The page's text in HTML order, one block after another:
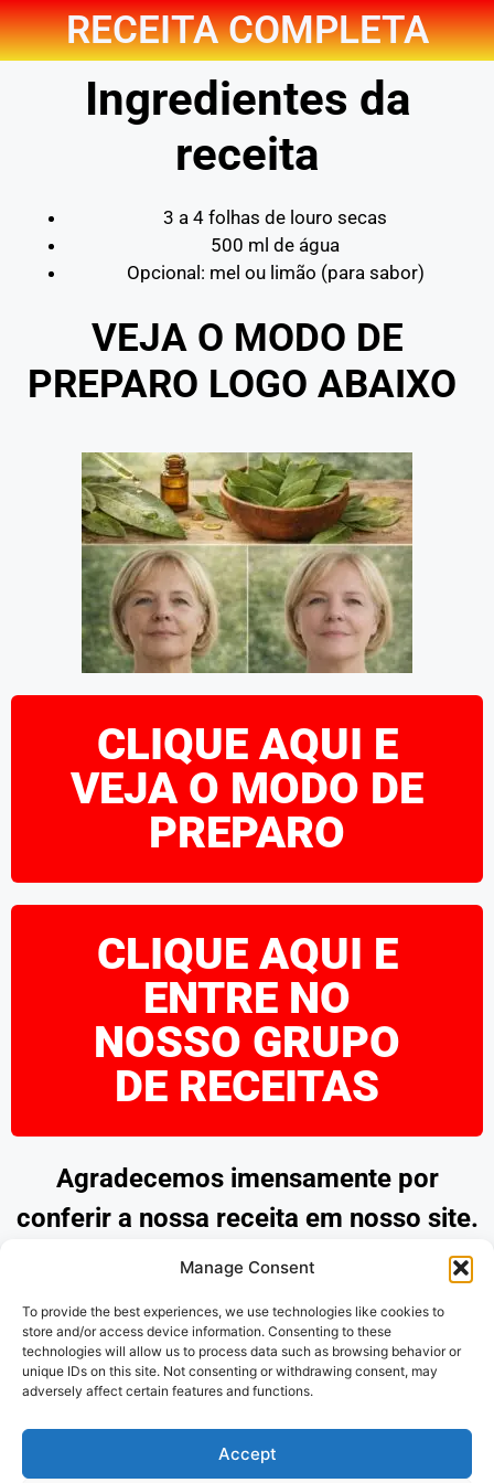
Manage Consent
To provide the best experiences, we use technologies like cookies to
store and/or access device information. Consenting to these
technologies will allow us to process data such as browsing behavior or
unique IDs on this site. Not consenting or withdrawing consent, may
adversely affect certain features and functions.
Accept
RECEITA COMPLETA
Ingredientes da
receita
3 a 4 folhas de louro secas
500 ml de água
Opcional: mel ou limão (para sabor)
VEJA O MODO DE
PREPARO LOGO ABAIXO
CLIQUE AQUI E
VEJA O MODO DE
PREPARO
CLIQUE AQUI E
ENTRE NO
NOSSO GRUPO
DE RECEITAS
Agradecemos imensamente por
conferir a nossa receita em nosso site.
Esperamos que tenha encontrado
pratos deliciosos. Continue explorando
as nossas opções e desfrute de
Obrigado por nos acompanhar!